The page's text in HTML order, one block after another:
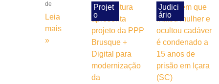
de
Leia
mais
»
Projet
o
Judici
ário